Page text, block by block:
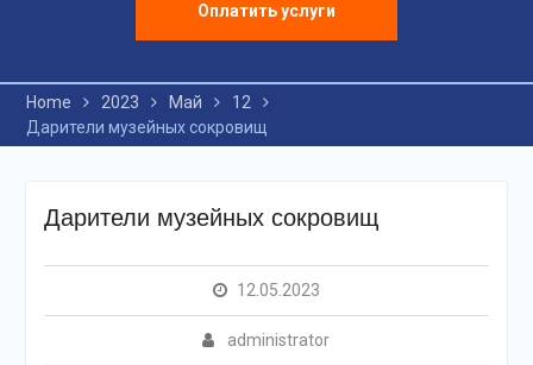
Оплатить услуги
Home 2023 Май
12
Дарители музейных сокровищ
Дарители музейных сокровищ
12.05.2023
administrator